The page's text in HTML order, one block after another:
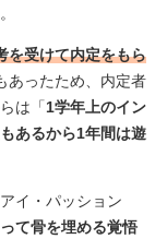
を受けて内定をもら
あったため、内定者
は「1学年上のイン
あるから1年間は遊
イ・パッション
て骨を埋める覚悟